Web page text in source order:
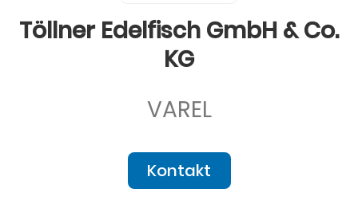
Töllner Edelfisch GmbH & Co.
KG
VAREL
Kontakt